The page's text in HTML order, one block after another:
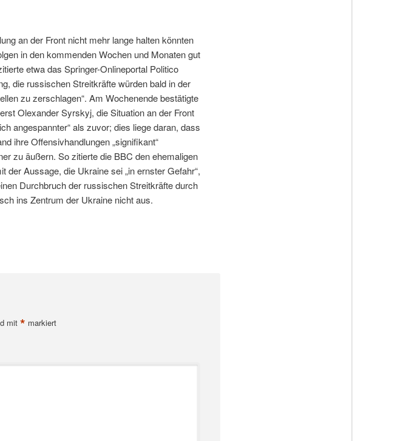
an der Front nicht mehr lange halten könnten
in den kommenden Wochen und Monaten gut
etwa das Springer-Onlineportal Politico
die russischen Streitkräfte würden bald in der
zu zerschlagen“. Am Wochenende bestätigte
Olexander Syrskyj, die Situation an der Front
angespannter“ als zuvor; dies liege daran, dass
ihre Offensivhandlungen „signifikant“
zu äußern. So zitierte die BBC den ehemaligen
Aussage, die Ukraine sei „in ernster Gefahr“,
Durchbruch der russischen Streitkräfte durch
ins Zentrum der Ukraine nicht aus.
mit * markiert